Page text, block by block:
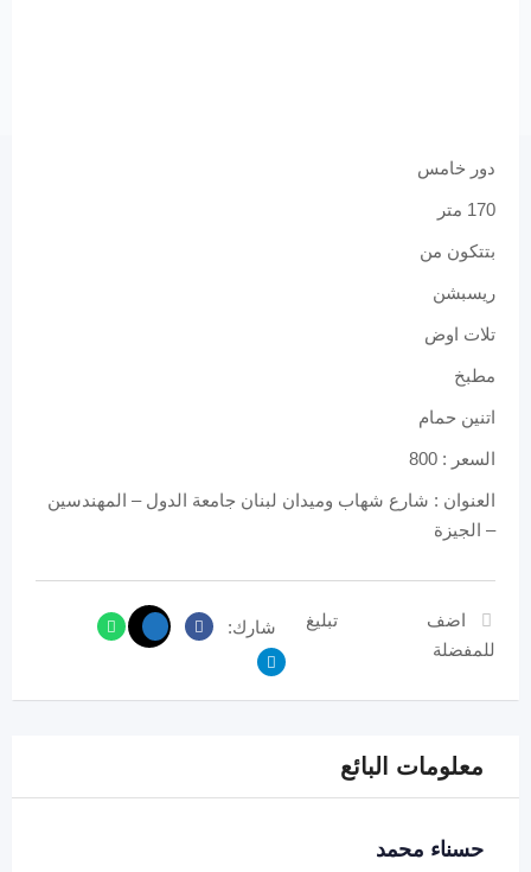
دور خامس
170 متر
بتتكون من
ريسبشن
تلات اوض
مطبخ
اتنين حمام
السعر : 800
العنوان : شارع شهاب وميدان لبنان جامعة الدول – المهندسين
– الجيزة
اضف
للمفضلة
تبليغ شارك:
معلومات البائع
حسناء محمد